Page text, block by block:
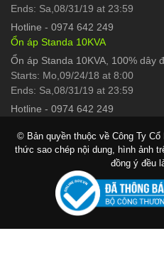
Ends: Sa,08/31/19 at 23:59
Hotline - 0974 642 249
Ổn áp Standa 10KVA
Ổn áp Standa 10KVA, 100% dây
Starts: Mo,09/24/18 at 8:00
Ends: Sa,08/31/19 at 23:59
Hotline - 0974 642 249
© Bản quyền thuộc về Công Ty
thức sao chép nội dung, hình ảnh
đồng ý đều